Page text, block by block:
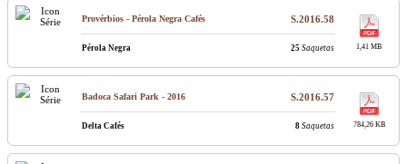
Provérbios - Pérola Negra Cafés S.2016.58
1,41 MB
Pérola Negra 25 Saquetas
Badoca Safari Park - 2016 S.2016.57
784,26 KB
Delta Cafés 8 Saquetas